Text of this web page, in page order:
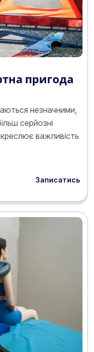
пригода
незначними,
серйозні
важливість
Записатись